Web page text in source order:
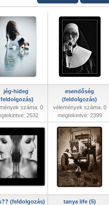
jég-hideg
száma: 0
2532
esendőség
(feldolgozás)
vélemények száma: 0
megtekintve: 2399
(feldolgozás)
tanya life (5)